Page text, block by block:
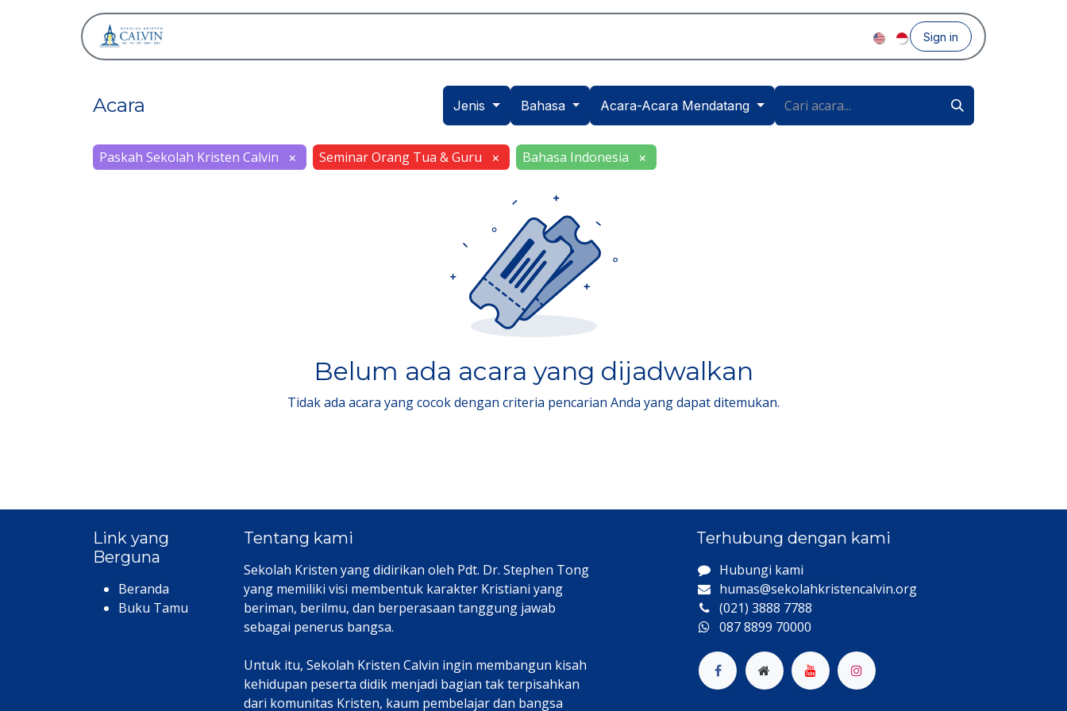
Sign in
Acara Jenis Bahasa Acara-Acara Mendatang
Paskah Sekolah Kristen Calvin × Seminar Orang Tua & Guru × Bahasa Indonesia ×
Belum ada acara yang dijadwalkan
Tidak ada acara yang cocok dengan criteria pencarian Anda yang dapat ditemukan.
Link yang
Berguna
Beranda
Buku Tamu
Tentang kami
Sekolah Kristen yang didirikan oleh Pdt. Dr. Stephen Tong
yang memiliki visi membentuk karakter Kristiani yang
beriman, berilmu, dan berperasaan tanggung jawab
sebagai penerus bangsa.
Untuk itu, Sekolah Kristen Calvin ingin membangun kisah
kehidupan peserta didik menjadi bagian tak terpisahkan
dari komunitas Kristen, kaum pembelajar dan bangsa
Terhubung dengan kami
Hubungi kami​
humas@sekolahkristencalvin.org
(021) 3888 7788
087 8899 70000